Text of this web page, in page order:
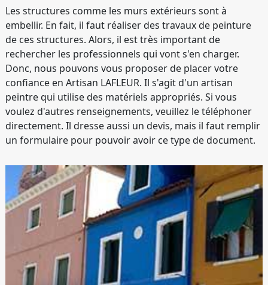
Les structures comme les murs extérieurs sont à
embellir. En fait, il faut réaliser des travaux de peinture
de ces structures. Alors, il est très important de
rechercher les professionnels qui vont s'en charger.
Donc, nous pouvons vous proposer de placer votre
confiance en Artisan LAFLEUR. Il s'agit d'un artisan
peintre qui utilise des matériels appropriés. Si vous
voulez d'autres renseignements, veuillez le téléphoner
directement. Il dresse aussi un devis, mais il faut remplir
un formulaire pour pouvoir avoir ce type de document.